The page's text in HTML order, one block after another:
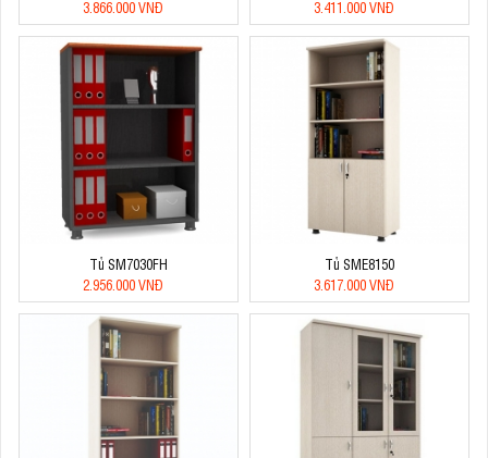
3.866.000 VNĐ 3.411.000 VNĐ
Tủ SM7030FH
2.956.000 VNĐ
Tủ SME8150
3.617.000 VNĐ